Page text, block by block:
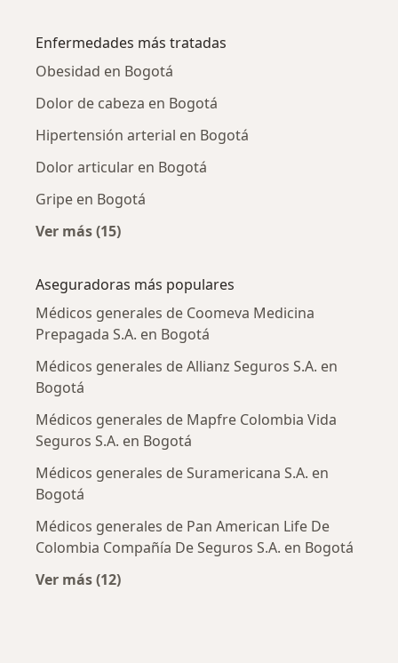
Enfermedades más tratadas
Obesidad en Bogotá
Dolor de cabeza en Bogotá
Hipertensión arterial en Bogotá
Dolor articular en Bogotá
Gripe en Bogotá
Ver más (15)
Aseguradoras más populares
Médicos generales de Coomeva Medicina
Prepagada S.A. en Bogotá
Médicos generales de Allianz Seguros S.A. en
Bogotá
Médicos generales de Mapfre Colombia Vida
Seguros S.A. en Bogotá
Médicos generales de Suramericana S.A. en
Bogotá
Médicos generales de Pan American Life De
Colombia Compañía De Seguros S.A. en Bogotá
Ver más (12)